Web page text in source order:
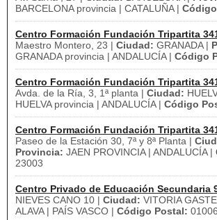
BARCELONA provincia | CATALUÑA |
Centro Formación Fundación Tripartita
Maestro Montero, 23 | Ciudad: GRANADA |
GRANADA provincia | ANDALUCÍA | Código
Centro Formación Fundación Tripartita
Avda. de la Ría, 3, 1ª planta | Ciudad:
HUELVA provincia | ANDALUCÍA | Código
Centro Formación Fundación Tripartita
Paseo de la Estación 30, 7ª y 8ª Planta |
Provincia: JAEN PROVINCIA | ANDALUCÍA |
23003
Centro Privado de Educación Secundaria
NIEVES CANO 10 | Ciudad: VITORIA
ALAVA | PAÍS VASCO | Código Postal: 01006